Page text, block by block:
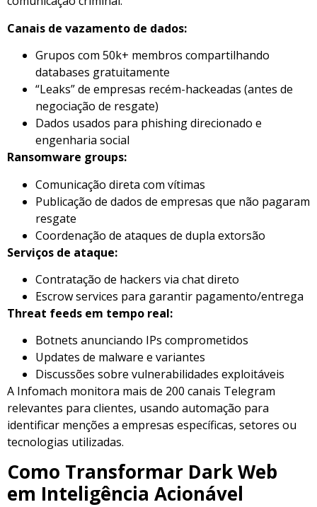
Canais de vazamento de dados:
Grupos com 50k+ membros compartilhando
databases gratuitamente
“Leaks” de empresas recém-hackeadas (antes de
negociação de resgate)
Dados usados para phishing direcionado e
engenharia social
Ransomware groups:
Comunicação direta com vítimas
Publicação de dados de empresas que não pagaram
resgate
Coordenação de ataques de dupla extorsão
Serviços de ataque:
Contratação de hackers via chat direto
Escrow services para garantir pagamento/entrega
Threat feeds em tempo real:
Botnets anunciando IPs comprometidos
Updates de malware e variantes
Discussões sobre vulnerabilidades exploitáveis
A Infomach monitora mais de 200 canais Telegram
relevantes para clientes, usando automação para
identificar menções a empresas específicas, setores ou
tecnologias utilizadas.
Como Transformar Dark Web
em Inteligência Acionável